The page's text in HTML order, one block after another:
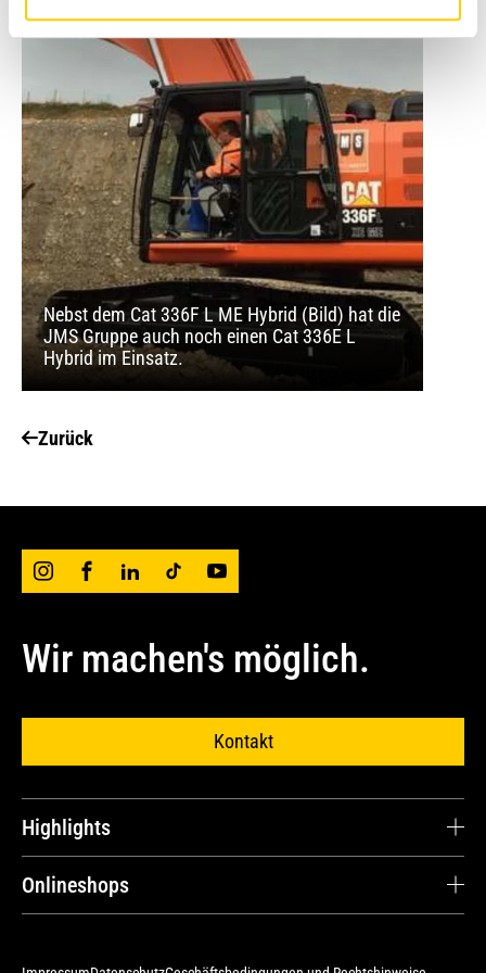
Nebst dem Cat 336F L ME Hybrid (Bild) hat die
JMS Gruppe auch noch einen Cat 336E L
Hybrid im Einsatz.
Zurück
Wir machen's möglich.
Kontakt
Highlights
Onlineshops
Avesco Store